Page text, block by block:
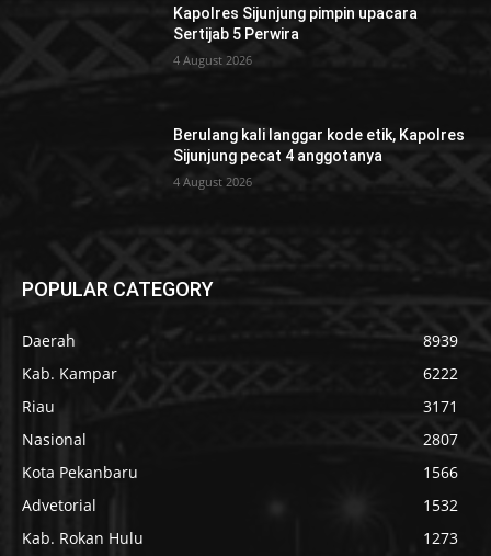
Kapolres Sijunjung pimpin upacara
Sertijab 5 Perwira
4 August 2026
Berulang kali langgar kode etik, Kapolres
Sijunjung pecat 4 anggotanya
4 August 2026
POPULAR CATEGORY
Daerah
8939
Kab. Kampar
6222
Riau
3171
Nasional
2807
Kota Pekanbaru
1566
Advetorial
1532
Kab. Rokan Hulu
1273